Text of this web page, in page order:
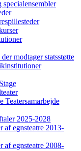
specialensembler
modtager statsstøtte
Teatersamarbejde
2025-2028
af egnsteatre 2013-
af egnsteatre 2008-